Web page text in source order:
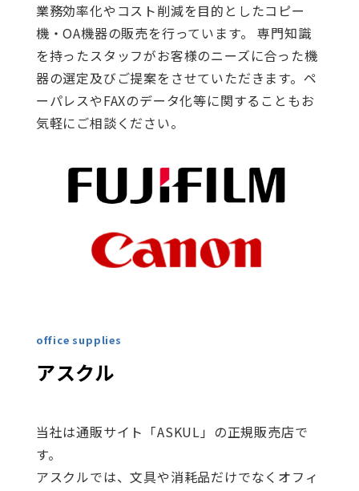
業務効率化やコスト削減を目的としたコピー
機・OA機器の販売を行っています。 専門知識
を持ったスタッフがお客様のニーズに合った機
器の選定及びご提案をさせていただきます。ペ
ーパレスやFAXのデータ化等に関することもお
気軽にご相談ください。
office supplies
アスクル
当社は通販サイト「ASKUL」の正規販売店で
す。
アスクルでは、文具や消耗品だけでなくオフィ